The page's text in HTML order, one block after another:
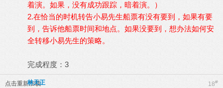
着演。如果，没有成功跟踪，暗着演。）
2.在恰当的时机转告小易先生船票有没有要到，如果有要
到，告诉他船票时间和地点。如果没要到，想办法如何安
全转移小易先生的策略。
完成程度：3
点击重新加载 18#
林天正